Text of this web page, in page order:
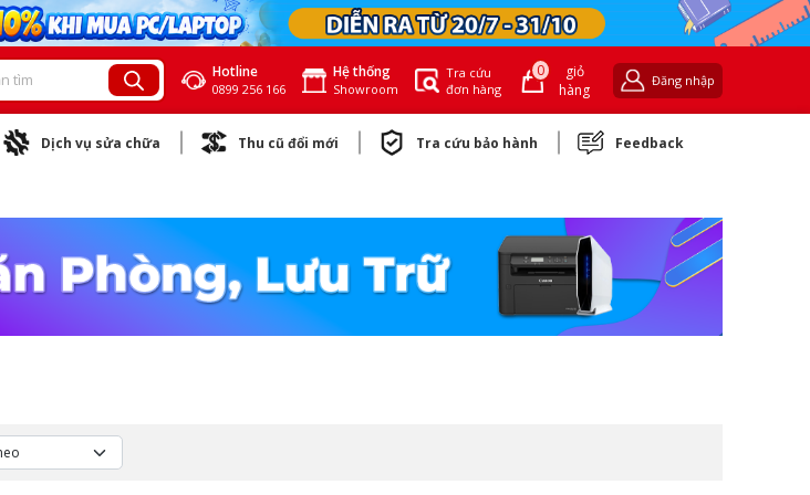
Hotline
0899 256 166
Hệ thống
Showroom
Tra cứu
đơn hàng
0
giỏ
hàng
Đăng nhập
Dịch vụ sửa chữa Thu cũ đổi mới Tra cứu bảo hành Feedback